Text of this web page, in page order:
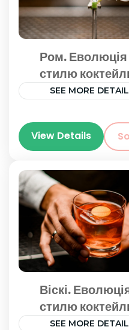
Ром. Еволюція
стилю
SEE MORE
View Details
Віскі.
стилю
SEE MORE